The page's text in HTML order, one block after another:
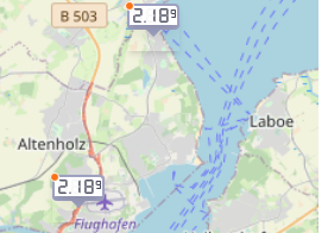
2.189
2.189